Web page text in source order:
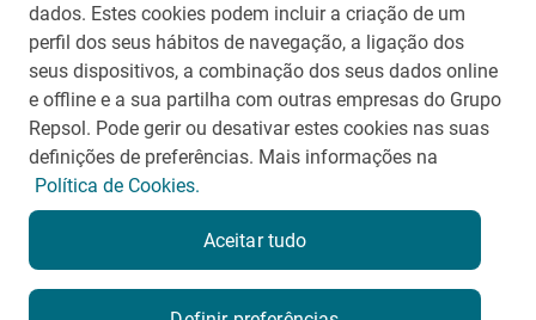
voltar
Termos e Condições de Uso
Portal de privacidade
Contato
dados. Estes cookies podem incluir a criação de um
perfil dos seus hábitos de navegação, a ligação dos
seus dispositivos, a combinação dos seus dados online
e offline e a sua partilha com outras empresas do Grupo
Repsol. Pode gerir ou desativar estes cookies nas suas
definições de preferências. Mais informações na
Política de Cookies.
Aceitar tudo